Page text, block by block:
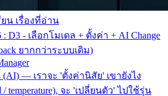
ยน เรื่องที่อ่าน
D3 - เลือกโมเดล + ตั้งค่า + AI Change
ยากกว่าระบบเดิม)
— เราจะ 'ตั้งค่านิสัย' เขายังไง
จะ 'เปลี่ยนตัว' ไปใช้รุ่น